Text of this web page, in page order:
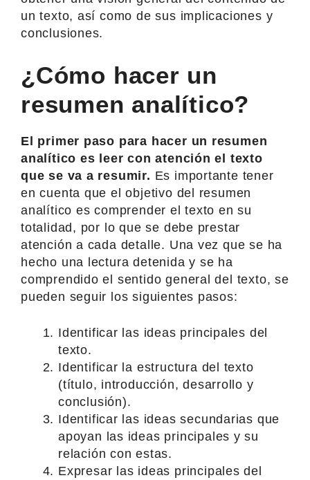
un texto, así como de sus implicaciones y
conclusiones.
¿Cómo hacer un
resumen analítico?
El primer paso para hacer un resumen
analítico es leer con atención el texto
que se va a resumir. Es importante tener
en cuenta que el objetivo del resumen
analítico es comprender el texto en su
totalidad, por lo que se debe prestar
atención a cada detalle. Una vez que se ha
hecho una lectura detenida y se ha
comprendido el sentido general del texto, se
pueden seguir los siguientes pasos:
Identificar las ideas principales del
texto.
Identificar la estructura del texto
(título, introducción, desarrollo y
conclusión).
Identificar las ideas secundarias que
apoyan las ideas principales y su
relación con estas.
Expresar las ideas principales del